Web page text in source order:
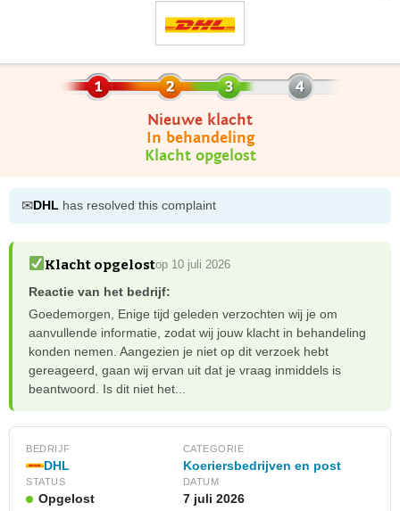
Nieuwe klacht
In behandeling
Klacht opgelost
✉DHL has resolved this complaint
Klacht opgelostop 10 juli 2026
Reactie van het bedrijf:
Goedemorgen, Enige tijd geleden verzochten wij je om
aanvullende informatie, zodat wij jouw klacht in behandeling
konden nemen. Aangezien je niet op dit verzoek hebt
gereageerd, gaan wij ervan uit dat je vraag inmiddels is
beantwoord. Is dit niet het...
BEDRIJF
DHL
CATEGORIE
Koeriersbedrijven en post
STATUS
Opgelost
DATUM
7 juli 2026